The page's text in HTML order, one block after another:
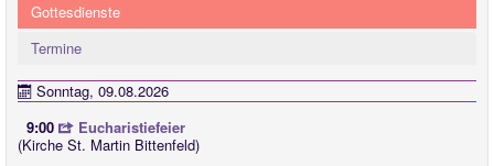
Gottesdienste
Termine
Sonntag, 09.08.2026
9:00
Eucharistiefeier
(Kirche St. Martin Bittenfeld)